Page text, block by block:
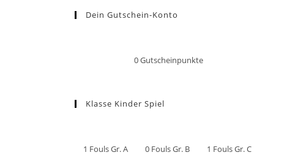
Dein Gutschein-Konto
0Gutscheinpunkte
Klasse Kinder Spiel
1 Fouls Gr. A 0 Fouls Gr. B 1 Fouls Gr. C